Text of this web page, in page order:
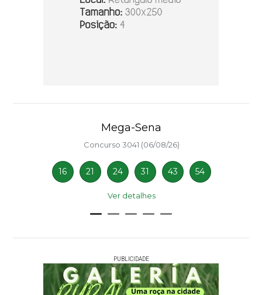
Mega-Sena
Concurso 3041 (06/08/26)
16 21 24 31 43 54
Ver detalhes
PUBLICIDADE